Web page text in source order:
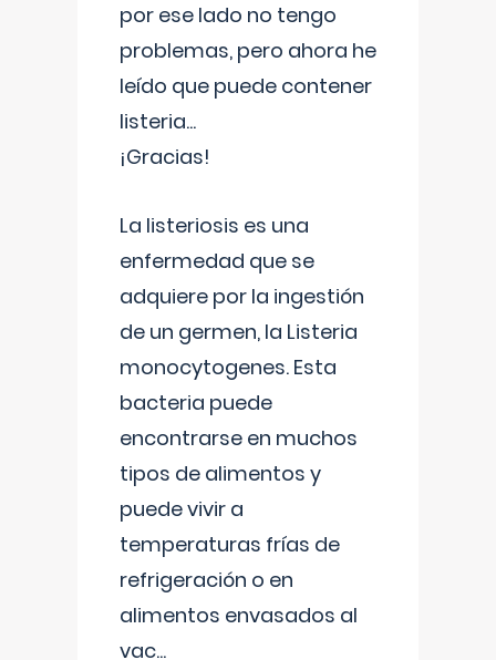
por ese lado no tengo
problemas, pero ahora he
leído que puede contener
listeria...
¡Gracias!
La listeriosis es una
enfermedad que se
adquiere por la ingestión
de un germen, la Listeria
monocytogenes. Esta
bacteria puede
encontrarse en muchos
tipos de alimentos y
puede vivir a
temperaturas frías de
refrigeración o en
alimentos envasados al
vac...